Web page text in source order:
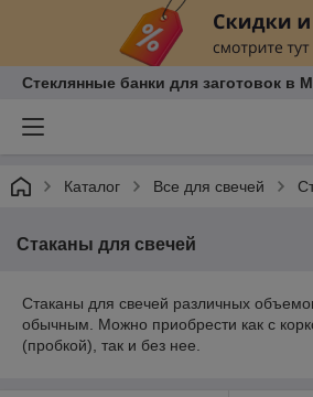
Стеклянные банки для заготовок в
Каталог Все для свечей
Стаканы для свечей
Стаканы для свечей различных
обычным. Можно приобрести как с
(пробкой), так и без нее.